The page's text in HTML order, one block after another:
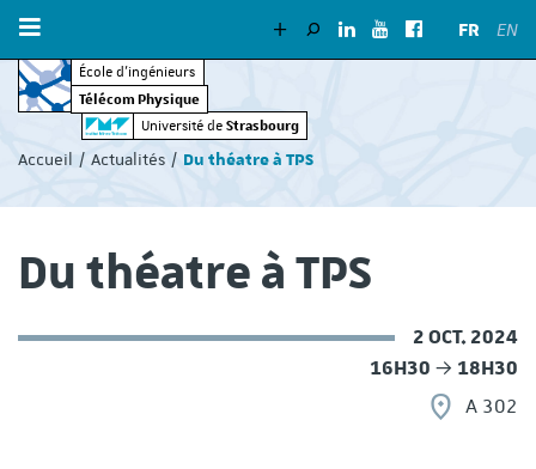
École d’ingénieurs
Télécom Physique
Université de Strasbourg
FR EN
êtes
Accueil Actualités Du théatre à TPS
Du théatre à TPS
2 OCT. 2024
16H30
18H30
A 302